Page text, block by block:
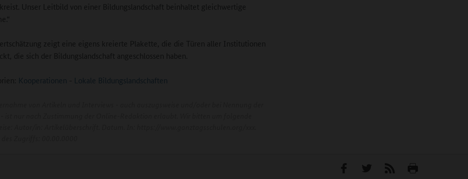
Unser Leitbild von einer Bildungslandschaft beinhaltet gleichwertige
zeigt eine eigens kreierte Plakette, die die Türen aller Institutionen
die sich der Bildungslandschaft angeschlossen haben.
Kooperationen - Lokale Bildungslandschaften